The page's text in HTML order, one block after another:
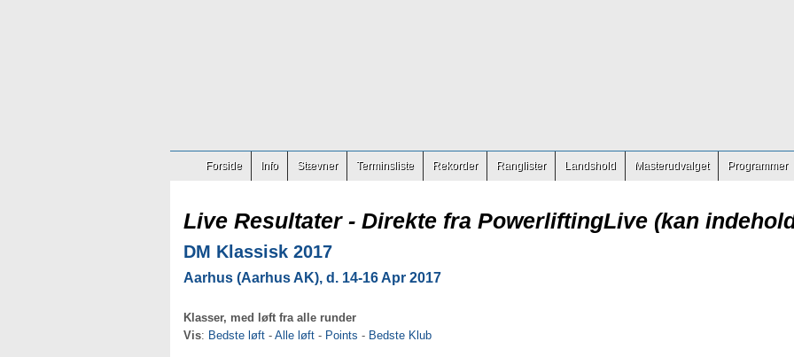
Forside Info Stævner Terminsliste Rekorder Ranglister Landshold Masterudvalget Programmer
Live Resultater - Direkte fra PowerliftingLive (kan
DM Klassisk 2017
Aarhus (Aarhus AK), d. 14-16 Apr 2017
Klasser, med løft fra alle runder
Vis: Bedste løft - Alle løft - Points - Bedste Klub